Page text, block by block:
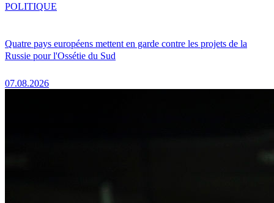
Quatre pays européens mettent en garde contre les projets de la
Russie pour l'Ossétie du Sud
07.08.2026
POLITIQUE